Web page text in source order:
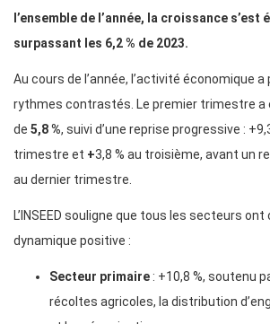
l’ensemble de l’année, la croissance s’est
surpassant les 6,2 % de 2023.
Au cours de l’année, l’activité économique
rythmes contrastés. Le premier trimestre a
de 5,8 %, suivi d’une reprise progressive :
trimestre et +3,8 % au troisième, avant un
au dernier trimestre.
L’INSEED souligne que tous les secteurs
dynamique positive :
Secteur primaire : +10,8 %, soutenu
récoltes agricoles, la distribution